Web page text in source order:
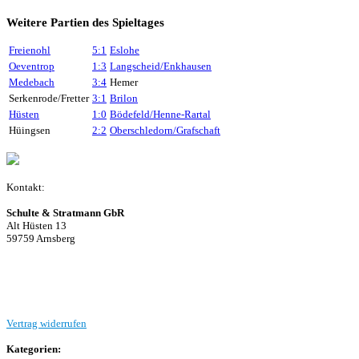
Weitere Partien des Spieltages
Freienohl 5:1 Eslohe
Oeventrop
1:3 Langscheid/Enkhausen
Medebach
3:4 Hemer
Serkenrode/Fretter 3:1 Brilon
Hüsten
1:0 Bödefeld/Henne-Rartal
Hüingsen
2:2 Oberschledorn/Grafschaft
Kontakt:
Schulte & Stratmann GbR
Alt Hüsten 13
59759 Arnsberg
Vertrag widerrufen
Kategorien: